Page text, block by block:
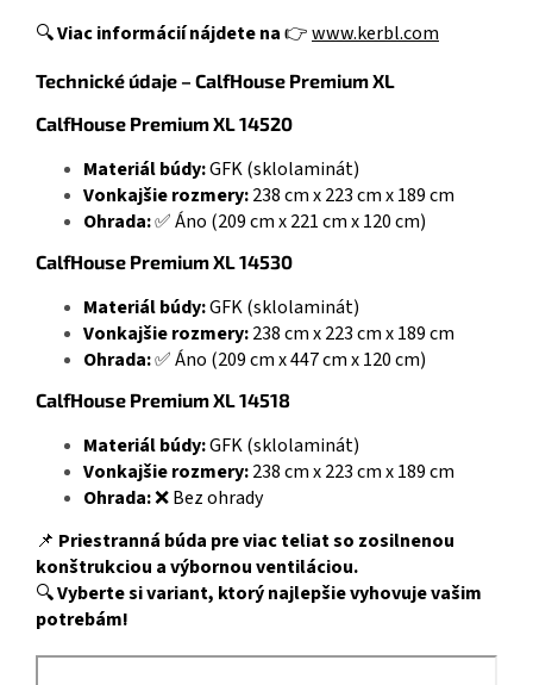
🔍Viac informácií nájdete na👉www.kerbl.com
Technické údaje – CalfHouse Premium XL
CalfHouse Premium XL 14520
Materiál búdy:GFK (sklolaminát)
Vonkajšie rozmery:238 cm x 223 cm x 189 cm
Ohrada:✅ Áno (209 cm x 221 cm x 120 cm)
CalfHouse Premium XL 14530
Materiál búdy:GFK (sklolaminát)
Vonkajšie rozmery:238 cm x 223 cm x 189 cm
Ohrada:✅ Áno (209 cm x 447 cm x 120 cm)
CalfHouse Premium XL 14518
Materiál búdy:GFK (sklolaminát)
Vonkajšie rozmery:238 cm x 223 cm x 189 cm
Ohrada:❌ Bez ohrady
📌 Priestranná búda pre viac teliat so zosilnenou
konštrukciou a výbornou ventiláciou.
🔍Vyberte si variant, ktorý najlepšie vyhovuje vašim
potrebám!